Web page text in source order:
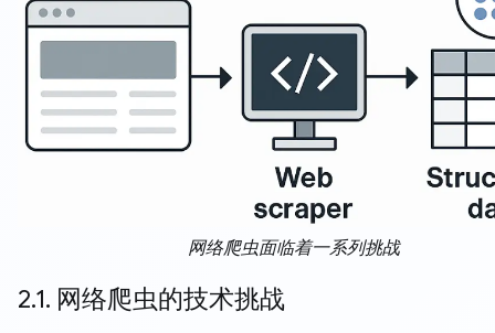
网络爬虫面临着一系列挑战
2.1. 网络爬虫的技术挑战